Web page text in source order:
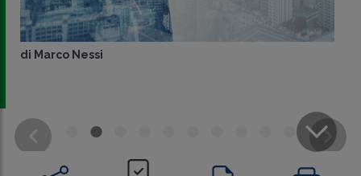
CONDIVIDI
di Marco Nessi